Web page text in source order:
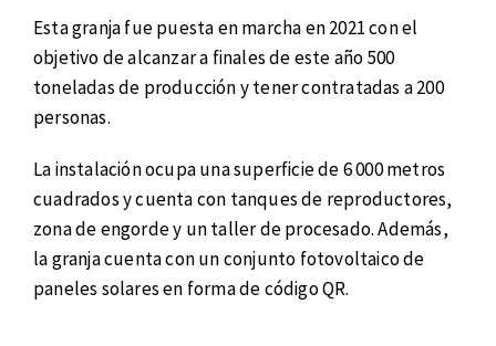
Esta granja fue puesta en marcha en 2021 con el
objetivo de alcanzar a finales de este año 500
toneladas de producción y tener contratadas a 200
personas.
La instalación ocupa una superficie de 6 000 metros
cuadrados y cuenta con tanques de reproductores,
zona de engorde y un taller de procesado. Además,
la granja cuenta con un conjunto fotovoltaico de
paneles solares en forma de código QR.